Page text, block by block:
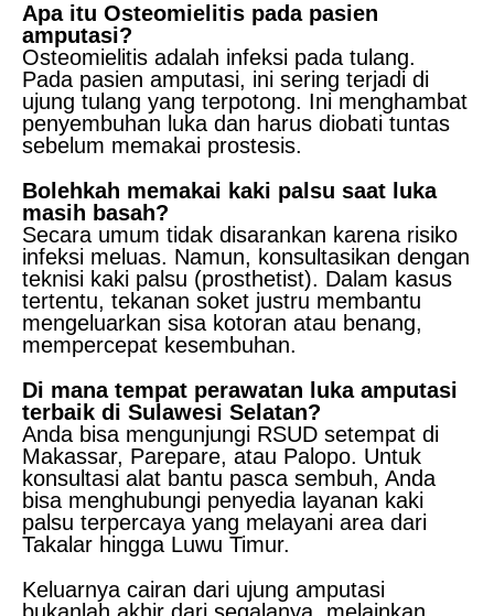
Apa itu Osteomielitis pada pasien
amputasi?
Osteomielitis adalah infeksi pada tulang.
Pada pasien amputasi, ini sering terjadi di
ujung tulang yang terpotong. Ini menghambat
penyembuhan luka dan harus diobati tuntas
sebelum memakai prostesis.
Bolehkah memakai kaki palsu saat luka
masih basah?
Secara umum tidak disarankan karena risiko
infeksi meluas. Namun, konsultasikan dengan
teknisi kaki palsu (prosthetist). Dalam kasus
tertentu, tekanan soket justru membantu
mengeluarkan sisa kotoran atau benang,
mempercepat kesembuhan.
Di mana tempat perawatan luka amputasi
terbaik di Sulawesi Selatan?
Anda bisa mengunjungi RSUD setempat di
Makassar, Parepare, atau Palopo. Untuk
konsultasi alat bantu pasca sembuh, Anda
bisa menghubungi penyedia layanan kaki
palsu terpercaya yang melayani area dari
Takalar hingga Luwu Timur.
Keluarnya cairan dari ujung amputasi